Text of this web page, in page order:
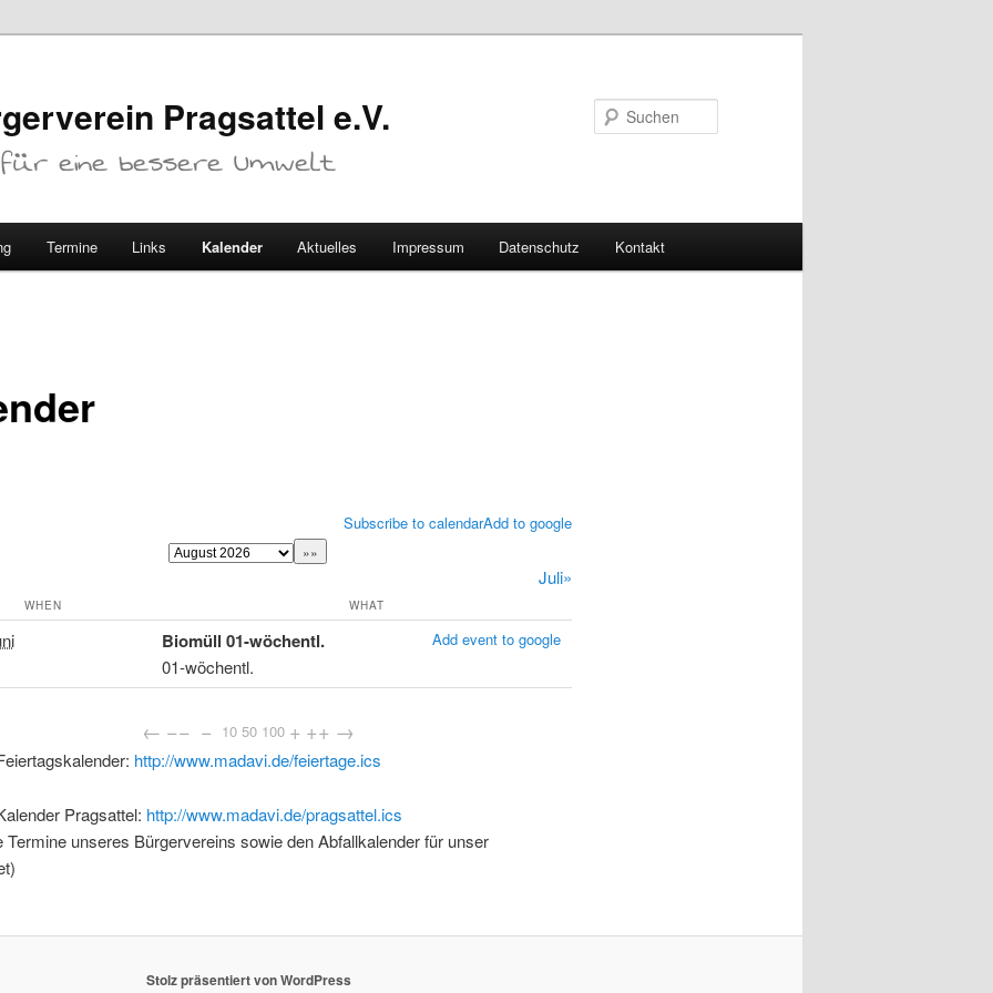
Pragsattel e.V.
eine bessere Umwelt
Termine Links Kalender Aktuelles Impressum Datenschutz Kontakt
Add to google
Subscribe to calendar
Juli»
WHEN WHAT
Add event to google
Biomüll 01-wöchentl.
01-wöchentl.
← −− − 10 50 100 + ++ →
http://www.madavi.de/feiertage.ics
Pragsattel: http://www.madavi.de/pragsattel.ics
Termine unseres Bürgervereins sowie den Abfallkalender für unser
Stolz präsentiert von WordPress